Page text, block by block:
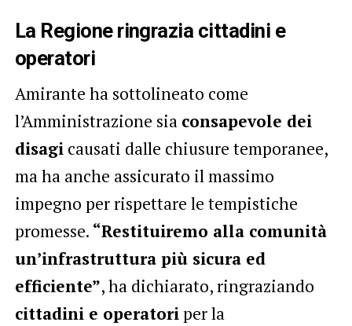
La Regione ringrazia cittadini e
operatori
Amirante ha sottolineato come
l’Amministrazione sia consapevole dei
disagicausati dalle chiusure temporanee,
ma ha anche assicurato il massimo
impegno per rispettare le tempistiche
promesse. “Restituiremo alla comunità
un’infrastruttura più sicura ed
efficiente”, ha dichiarato, ringraziando
cittadini e operatoriper la